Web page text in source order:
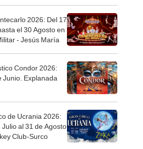
2026: Del 17
el 30 Agosto en
- Jesús María
Condor 2026:
Junio. Explanada
de Ucrania 2026:
Julio al 31 de Agosto
Club-Surco